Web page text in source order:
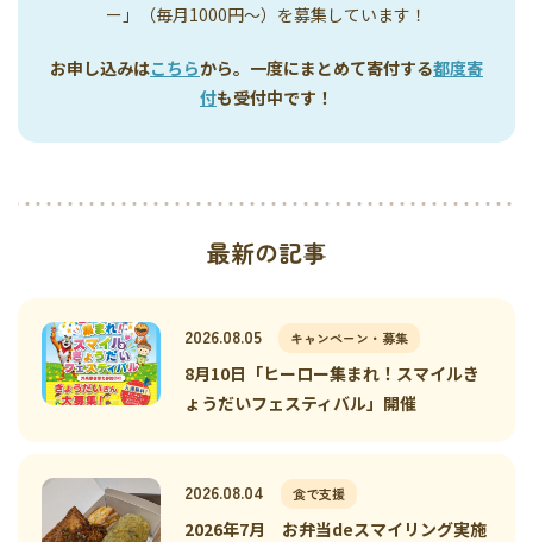
ー」（毎月1000円〜）を募集しています！
お申し込みはこちらから。一度にまとめて寄付する都度寄
付も受付中です！
最新の記事
2026.08.05 キャンペーン・募集
8月10日「ヒーロー集まれ！スマイルき
ょうだいフェスティバル」開催
2026.08.04 食で支援
2026年7月 お弁当deスマイリング実施